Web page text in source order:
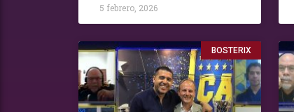
5 febrero, 2026
BOSTERIX